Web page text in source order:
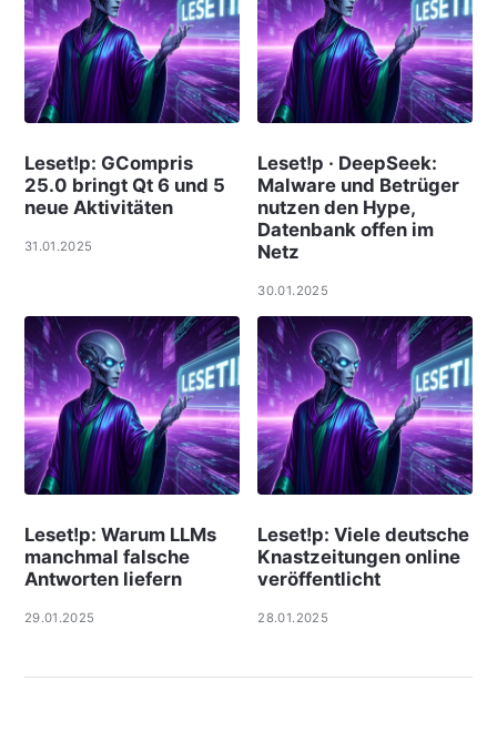
Leset!p: GCompris
25.0 bringt Qt 6 und 5
neue Aktivitäten
31.01.2025
Leset!p · DeepSeek:
Malware und Betrüger
nutzen den Hype,
Datenbank offen im
Netz
30.01.2025
Leset!p: Warum LLMs
manchmal falsche
Antworten liefern
29.01.2025
Leset!p: Viele deut­sche
Knast­zei­tungen online
ver­öf­f­ent­licht
28.01.2025